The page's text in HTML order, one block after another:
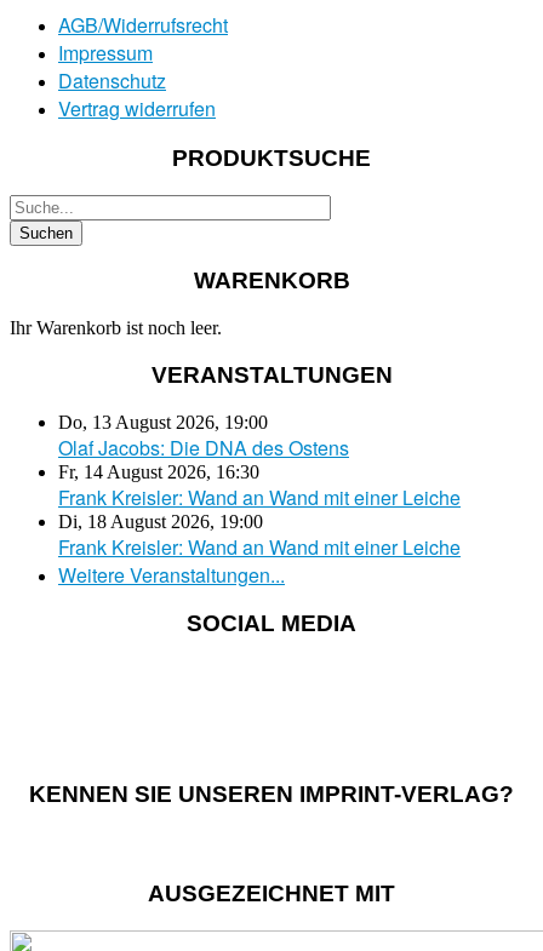
AGB/Widerrufsrecht
Impressum
Datenschutz
Vertrag widerrufen
PRODUKTSUCHE
WARENKORB
Ihr Warenkorb ist noch leer.
VERANSTALTUNGEN
Do, 13 August 2026, 19:00
Olaf Jacobs: Die DNA des Ostens
Fr, 14 August 2026, 16:30
Frank Kreisler: Wand an Wand mit einer Leiche
Di, 18 August 2026, 19:00
Frank Kreisler: Wand an Wand mit einer Leiche
Weitere Veranstaltungen...
SOCIAL MEDIA
KENNEN SIE UNSEREN IMPRINT-VERLAG?
AUSGEZEICHNET MIT